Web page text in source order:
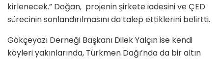
kirlenecek.” Doğan, projenin şirkete iadesini ve ÇED
sürecinin sonlandırılmasını da talep ettiklerini belirtti.
Gökçeyazı Derneği Başkanı Dilek Yalçın ise kendi
köyleri yakınlarında, Türkmen Dağı’nda da bir altın